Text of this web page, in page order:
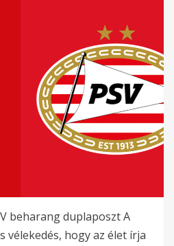
beharang duplaposzt A
hogy az élet írja